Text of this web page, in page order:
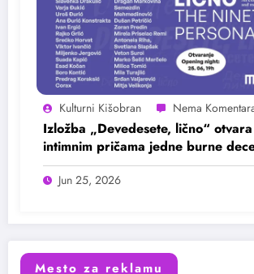
Kulturni Kišobran
Izložba „Devedesete, lično“
intimnim pričama jedne burne
Jun 25, 2026
Mesto za reklamu